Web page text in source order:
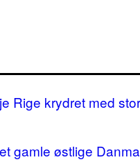
Rige krydret med
gamle østlige